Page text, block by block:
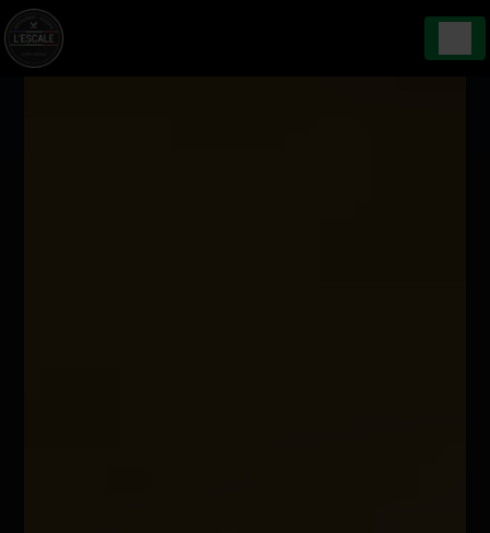
Panneau de gestion des cookies